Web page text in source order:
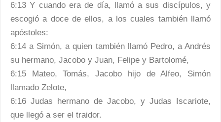
6:13 Y cuando era de día, llamó a sus discípulos, y
escogió a doce de ellos, a los cuales también llamó
apóstoles:
6:14 a Simón, a quien también llamó Pedro, a Andrés
su hermano, Jacobo y Juan, Felipe y Bartolomé,
6:15 Mateo, Tomás, Jacobo hijo de Alfeo, Simón
llamado Zelote,
6:16 Judas hermano de Jacobo, y Judas Iscariote,
que llegó a ser el traidor.